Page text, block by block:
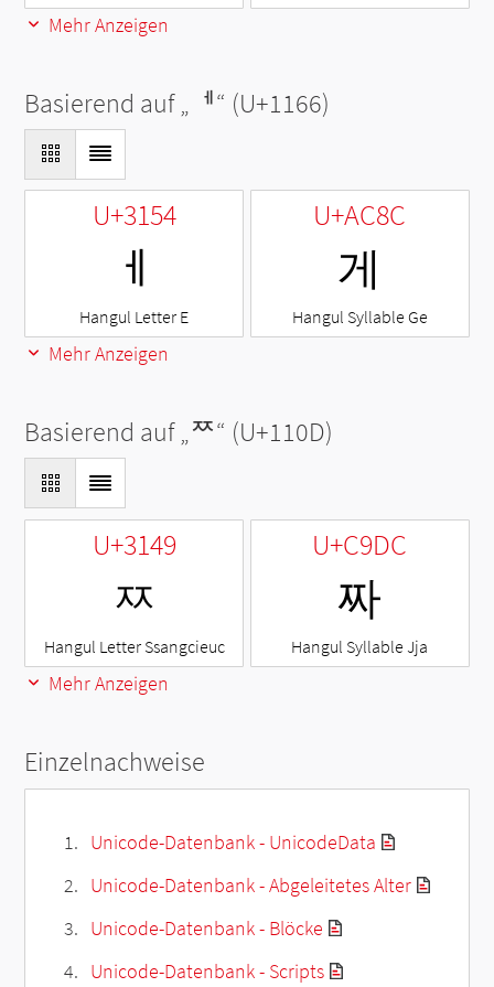
Mehr Anzeigen
Basierend auf „ ᅦ“ (U+1166)
U+3154
ㅔ
Hangul Letter E
U+AC8C
게
Hangul Syllable Ge
Mehr Anzeigen
Basierend auf „ᄍ“ (U+110D)
U+3149
ㅉ
Hangul Letter Ssangcieuc
U+C9DC
짜
Hangul Syllable Jja
Mehr Anzeigen
Einzelnachweise
Unicode-Datenbank - UnicodeData
Unicode-Datenbank - Abgeleitetes Alter
Unicode-Datenbank - Blöcke
Unicode-Datenbank - Scripts